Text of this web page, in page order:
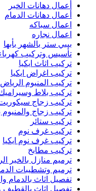
أعمال دهانات الخبر
أعمال دهانات الدمام
اعمال سباكه
اعمال نجاره
بيبي ستر بالشهر بأبها
تأسيس وتركيب كهرباء
تركيب اثاث ايكيا
تركيب اغراض ايكيا
تركيب المنيوم الرياض
تركيب بلاط وسيراميك
تركيب زجاج
تركيب زجاج والمنيوم
تركيب ستائر
تركيب غرف نوم
تركيب غرف نوم ايكيا
تركيب مطابخ
ترميم منازل بالخبر
ترميم وتشطيبات
تفصيل اثاث بالدمام
تفصيل اثاث بالقطيف